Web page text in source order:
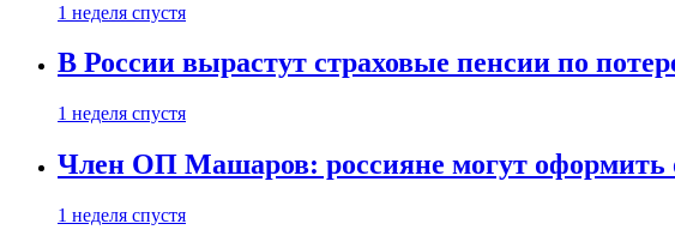
1 неделя спустя
В России вырастут страховые пенсии по
1 неделя спустя
Член ОП Машаров: россияне могут оформить
1 неделя спустя